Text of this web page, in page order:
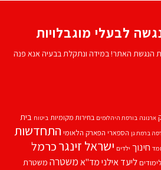
לבעלי מוגבלויות
הנגשת האתר! במידה ונתקלת בבעיה אנא פנה
ארנונה בורסת היהלומים בחירות מקומיות ביטוח בית
ברמת גן הספארי הפארק הלאומי התחדשות
חינוך ילדים ישראל זינגרכרמל
לימודים ליעד אילנימד''אמשטרה משטרת